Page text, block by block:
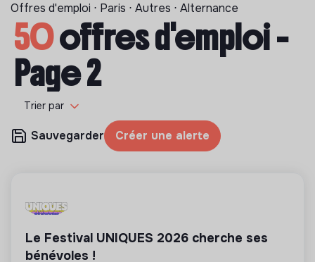
Offres d'emploi ⋅ Paris ⋅ Autres ⋅ Alternance
50offres d'emploi -
Page 2
Trier par
Sauvegarder Créer une alerte
Le Festival UNIQUES 2026 cherche ses
bénévoles !